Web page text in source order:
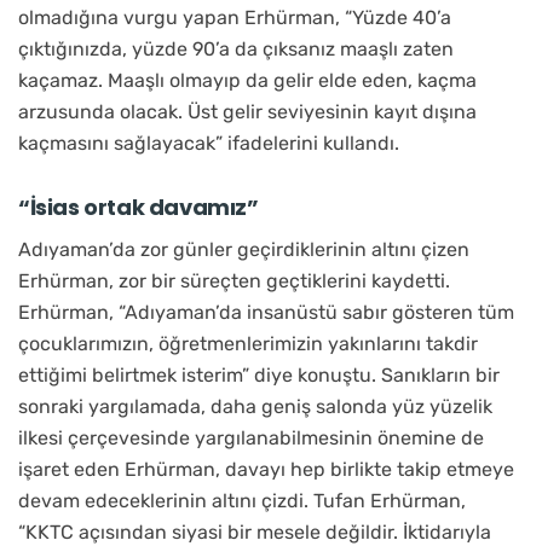
olmadığına vurgu yapan Erhürman, “Yüzde 40’a
çıktığınızda, yüzde 90’a da çıksanız maaşlı zaten
kaçamaz. Maaşlı olmayıp da gelir elde eden, kaçma
arzusunda olacak. Üst gelir seviyesinin kayıt dışına
kaçmasını sağlayacak” ifadelerini kullandı.
“İsias ortak davamız”
Adıyaman’da zor günler geçirdiklerinin altını çizen
Erhürman, zor bir süreçten geçtiklerini kaydetti.
Erhürman, “Adıyaman’da insanüstü sabır gösteren tüm
çocuklarımızın, öğretmenlerimizin yakınlarını takdir
ettiğimi belirtmek isterim” diye konuştu. Sanıkların bir
sonraki yargılamada, daha geniş salonda yüz yüzelik
ilkesi çerçevesinde yargılanabilmesinin önemine de
işaret eden Erhürman, davayı hep birlikte takip etmeye
devam edeceklerinin altını çizdi. Tufan Erhürman,
“KKTC açısından siyasi bir mesele değildir. İktidarıyla